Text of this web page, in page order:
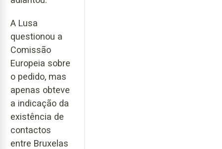
A Lusa
questionou a
Comissão
Europeia sobre
o pedido, mas
apenas obteve
a indicação da
existência de
contactos
entre Bruxelas